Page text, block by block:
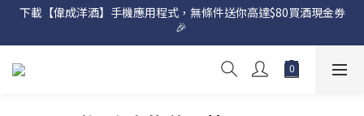
網店購滿 $500 即享免費送貨服務📦
下載【偉成洋酒】手機應用程式，無條件送你高達$80買酒現金劵
🎉
網店購滿 $500 即享免費送貨服務📦